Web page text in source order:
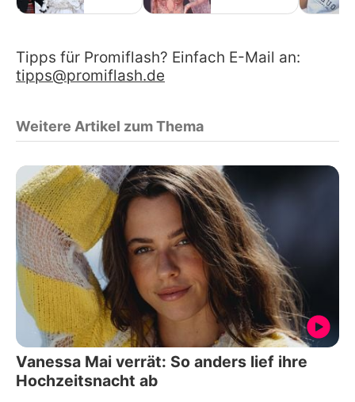
Tipps für Promiflash? Einfach E-Mail an:
tipps@promiflash.de
Weitere Artikel zum Thema
Vanessa Mai verrät: So anders lief ihre
Hochzeitsnacht ab